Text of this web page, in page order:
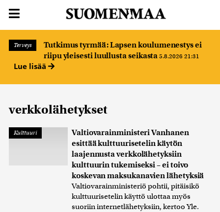
Terveys
Tutkimus tyrmää: Lapsen koulumenestys ei
riipu yleisesti luullusta seikasta 5.8.2026 21:31
Lue lisää
verkkolähetykset
Kulttuuri
Valtiovarainministeri Vanhanen
esittää kulttuurisetelin käytön
laajennusta verkkolähetyksiin
kulttuurin tukemiseksi – ei toivo
koskevan maksukanavien lähetyksiä
Valtiovarainministeriö pohtii, pitäisikö
kulttuurisetelin käyttö ulottaa myös
suoriin internetlähetyksiin, kertoo Yle.